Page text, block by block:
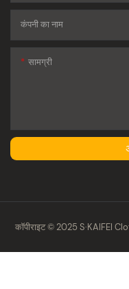
कंपनी का नाम
सामग्री
कॉपीराइट © 2025 S·KAIFEI